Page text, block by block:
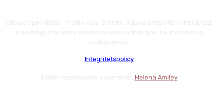
Integritetspolicy
Helena Amiley